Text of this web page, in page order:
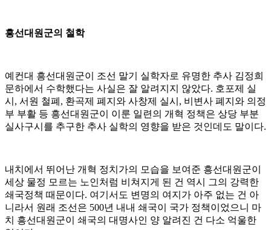
흥선대원군의 철학
예컨대 흥선대원군이 조선 말기 실학자로 유명한 추사 김정희
문하에서 수학했다는 사실은 잘 알려지지 않았다. 호포제 실
시, 서원 철폐, 환곡제 폐지와 사창제 실시, 비변사 폐지와 의정
부 부활 등 흥선대원군이 이룬 일련의 개혁 정책은 상당 부분
실사구시를 추구한 추사 실학의 영향을 받은 것인데도 말이다.
내치에서 뛰어난 개혁 정치가의 모습을 보여준 흥선대원군이
세상 물정 모르는 노인처럼 비쳐지게 된 건 역시 그의 강력한
쇄국정책 때문이다. 여기서도 변명의 여지가 아주 없는 건 아
니라서 원래 조선은 500년 내내 쇄국이 국가 정책이었으니 마
치 흥선대원군이 쇄국의 대명사인 양 알려진 건 다소 억울한